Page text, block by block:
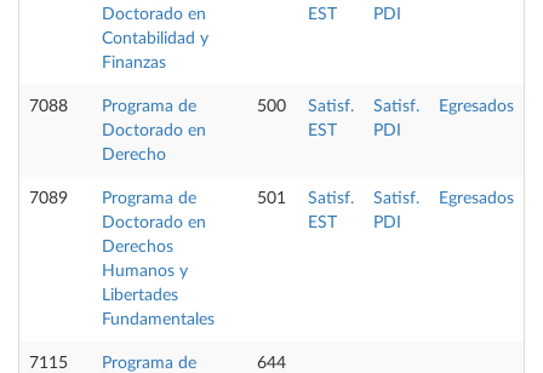
Doctorado en
Contabilidad y
Finanzas
EST
PDI
7088
Programa de
Doctorado en
Derecho
500
Satisf.
EST
Satisf.
PDI
Egresados
7089
Programa de
Doctorado en
Derechos
Humanos y
Libertades
Fundamentales
501
Satisf.
EST
Satisf.
PDI
Egresados
7115
Programa de
644